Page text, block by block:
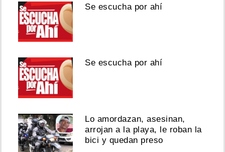
Se escucha por ahí
Se escucha por ahí
Lo amordazan, asesinan,
arrojan a la playa, le roban la
bici y quedan preso